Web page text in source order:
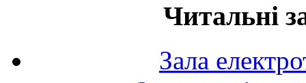
Читальні
Зала